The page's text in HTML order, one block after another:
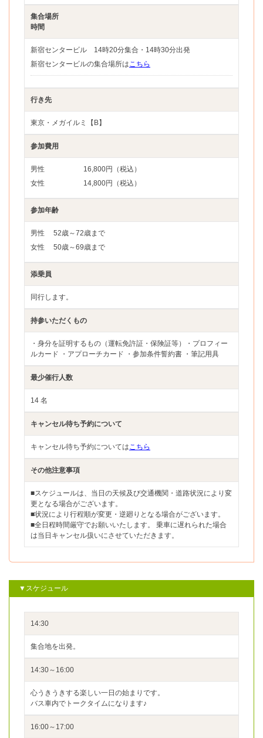
集合場所
時間
新宿センタービル 14時20分集合・14時30分出発
新宿センタービルの集合場所はこちら
行き先
東京・メガイルミ【B】
参加費用
男性
16,800円（税込）
女性
14,800円（税込）
参加年齢
男性
52歳～72歳まで
女性
50歳～69歳まで
添乗員
同行します。
持参いただくもの
・身分を証明するもの（運転免許証・保険証等）・プロフィー
ルカード ・アプローチカード ・参加条件誓約書 ・筆記用具
最少催行人数
14 名
キャンセル待ち予約について
キャンセル待ち予約についてはこちら
その他注意事項
■スケジュールは、当日の天候及び交通機関・道路状況により変
更となる場合がございます。
■状況により行程順が変更・逆廻りとなる場合がございます。
■全日程時間厳守でお願いいたします。 乗車に遅れられた場合
は当日キャンセル扱いにさせていただきます。
▼スケジュール
14:30
集合地を出発。
14:30～16:00
心うきうきする楽しい一日の始まりです。
バス車内でトークタイムになります♪
16:00～17:00